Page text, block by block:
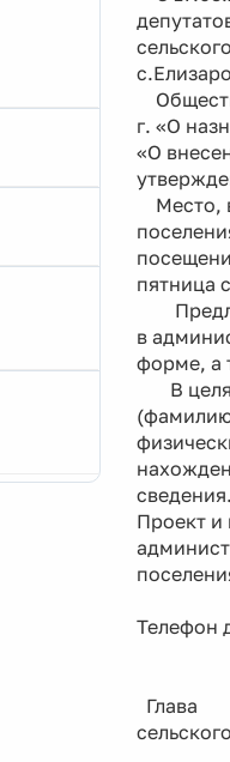
г. «О
«О
Место,
пятница
в
форме, а
В целях
сведения.
Проект и
Телефон
Глава